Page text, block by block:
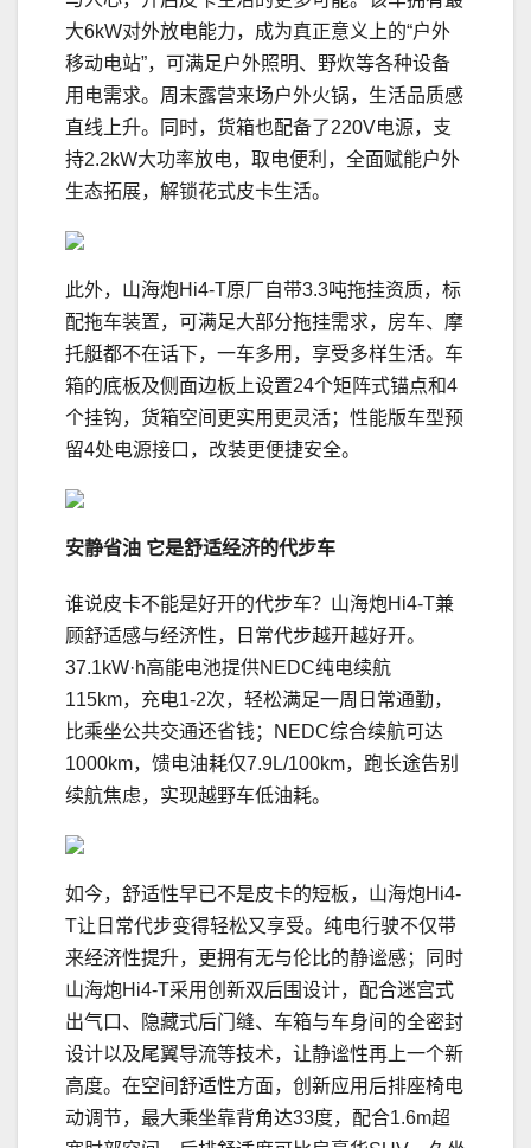
大6kW对外放电能力，成为真正意义上的“户外
移动电站”，可满足户外照明、野炊等各种设备
用电需求。周末露营来场户外火锅，生活品质感
直线上升。同时，货箱也配备了220V电源，支
持2.2kW大功率放电，取电便利，全面赋能户外
生态拓展，解锁花式皮卡生活。
此外，山海炮Hi4-T原厂自带3.3吨拖挂资质，标
配拖车装置，可满足大部分拖挂需求，房车、摩
托艇都不在话下，一车多用，享受多样生活。车
箱的底板及侧面边板上设置24个矩阵式锚点和4
个挂钩，货箱空间更实用更灵活；性能版车型预
留4处电源接口，改装更便捷安全。
安静省油 它是舒适经济的代步车
谁说皮卡不能是好开的代步车？山海炮Hi4-T兼
顾舒适感与经济性，日常代步越开越好开。
37.1kW·h高能电池提供NEDC纯电续航
115km，充电1-2次，轻松满足一周日常通勤，
比乘坐公共交通还省钱；NEDC综合续航可达
1000km，馈电油耗仅7.9L/100km，跑长途告别
续航焦虑，实现越野车低油耗。
如今，舒适性早已不是皮卡的短板，山海炮Hi4-
T让日常代步变得轻松又享受。纯电行驶不仅带
来经济性提升，更拥有无与伦比的静谧感；同时
山海炮Hi4-T采用创新双后围设计，配合迷宫式
出气口、隐藏式后门缝、车箱与车身间的全密封
设计以及尾翼导流等技术，让静谧性再上一个新
高度。在空间舒适性方面，创新应用后排座椅电
动调节，最大乘坐靠背角达33度，配合1.6m超